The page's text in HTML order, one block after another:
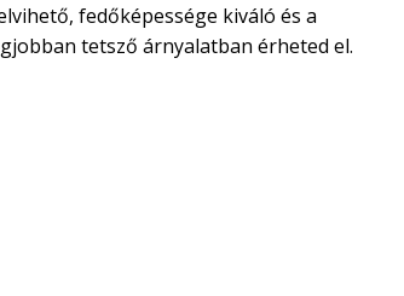
fedőképessége kiváló és a
tetsző árnyalatban érheted el.